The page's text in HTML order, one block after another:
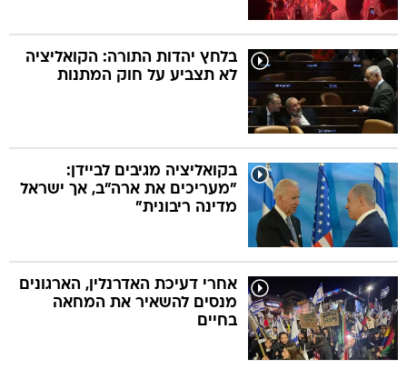
בלחץ יהדות התורה: הקואליציה
לא תצביע על חוק המתנות
בקואליציה מגיבים לביידן:
"מעריכים את ארה"ב, אך ישראל
מדינה ריבונית"
אחרי דעיכת האדרנלין, הארגונים
מנסים להשאיר את המחאה
בחיים